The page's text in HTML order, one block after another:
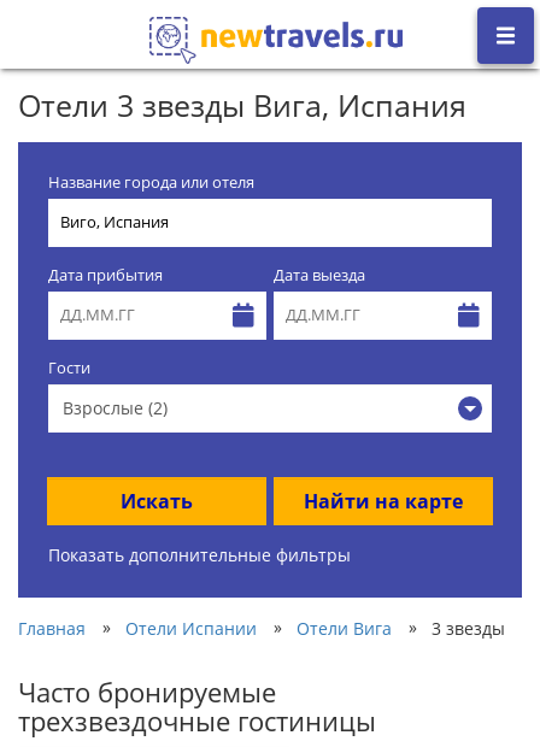
Отели 3 звезды Вига, Испания
Название города или отеля
Дата прибытия Дата выезда
Гости
Взрослые (2)
Искать Найти на карте
Показать дополнительные фильтры
Главная » Отели Испании » Отели Вига » 3 звезды
Часто бронируемые
трехзвездочные гостиницы